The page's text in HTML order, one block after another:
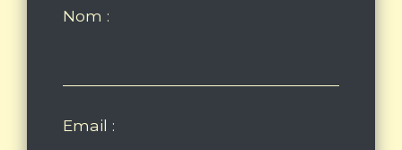
Nom :
Email :